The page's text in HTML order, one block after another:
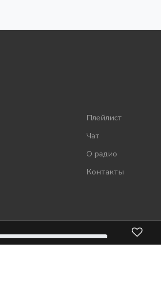
Плейлист
Чат
О радио
Контакты